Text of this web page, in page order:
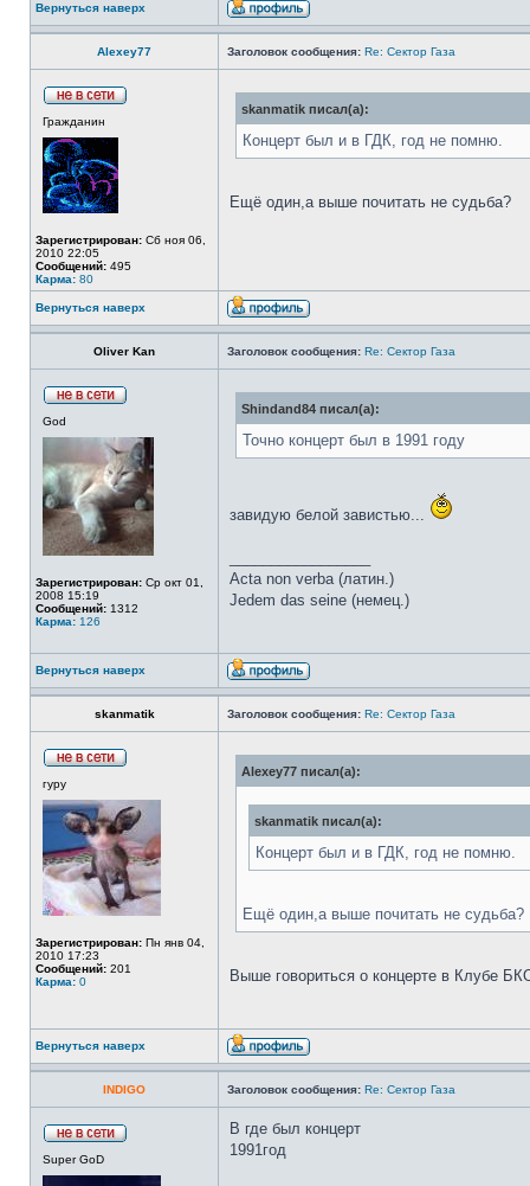
Вернуться наверх
Alexey77 Заголовок сообщения: Re: Сектор Газа
Гражданин
Зарегистрирован: Сб ноя 06,
2010 22:05
Сообщений: 495
Карма: 80
skanmatik писал(а):
Концерт был и в ГДК, год не помню.
Ещё один,а выше почитать не судьба?
Вернуться наверх
Oliver Kan Заголовок сообщения: Re: Сектор Газа
God
Зарегистрирован: Ср окт 01,
2008 15:19
Сообщений: 1312
Карма: 126
Shindand84 писал(а):
Точно концерт был в 1991 году
завидую белой завистью...
Асta non verba (латин.)
Jedem das seine (немец.)
Вернуться наверх
skanmatik Заголовок сообщения: Re: Сектор Газа
гуру
Зарегистрирован: Пн янв 04,
2010 17:23
Сообщений: 201
Карма: 0
Alexey77 писал(а):
skanmatik писал(а):
Концерт был и в ГДК, год не помню.
Ещё один,а выше почитать не судьба?
Выше говориться о концерте в Клубе
Вернуться наверх
INDIGO Заголовок сообщения: Re: Сектор Газа
Super GoD
В где был концерт
1991год